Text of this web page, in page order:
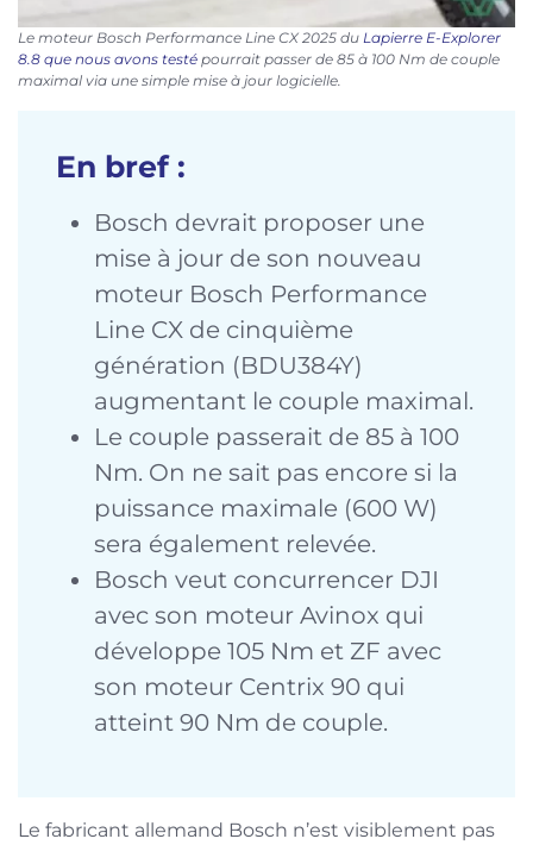
Le moteur Bosch Performance Line CX 2025 du Lapierre E-Explorer
8.8 que nous avons testé pourrait passer de 85 à 100 Nm de couple
maximal via une simple mise à jour logicielle.
En bref :
Bosch devrait proposer une
mise à jour de son nouveau
moteur Bosch Performance
Line CX de cinquième
génération (BDU384Y)
augmentant le couple maximal.
Le couple passerait de 85 à 100
Nm. On ne sait pas encore si la
puissance maximale (600 W)
sera également relevée.
Bosch veut concurrencer DJI
avec son moteur Avinox qui
développe 105 Nm et ZF avec
son moteur Centrix 90 qui
atteint 90 Nm de couple.
Le fabricant allemand Bosch n’est visiblement pas